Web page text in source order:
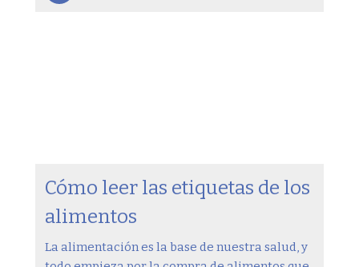
Cómo leer las etiquetas de los
alimentos
La alimentación es la base de nuestra salud, y